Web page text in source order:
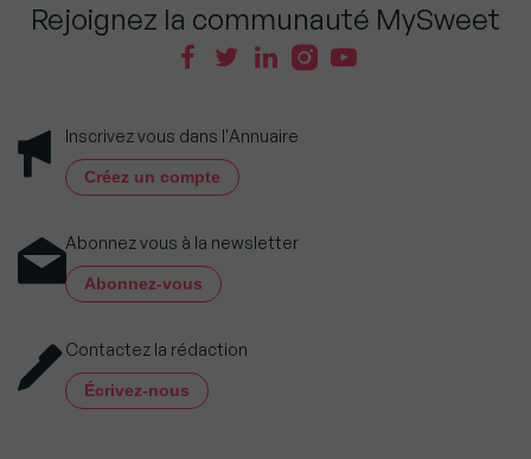
Rejoignez la communauté MySweet
Inscrivez vous dans l'Annuaire
Créez un compte
Abonnez vous à la newsletter
Abonnez-vous
Contactez la rédaction
Écrivez-nous